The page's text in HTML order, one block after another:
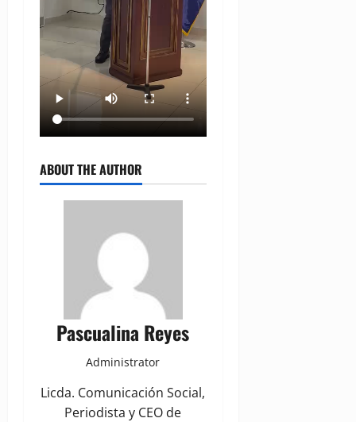
ABOUT THE AUTHOR
Pascualina Reyes
Administrator
Licda. Comunicación Social,
Periodista y CEO de